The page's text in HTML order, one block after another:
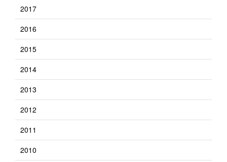
2017
2016
2015
2014
2013
2012
2011
2010